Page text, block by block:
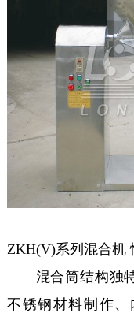
ZKH(V)系列混合机
混合筒结构独特
不锈钢材料制作